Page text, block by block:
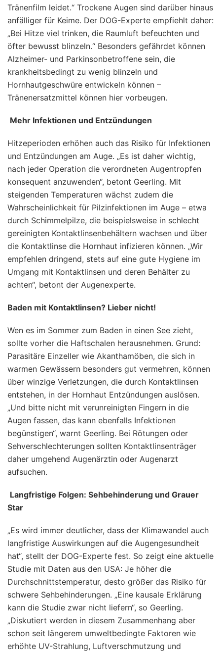
Tränenfilm leidet.“ Trockene Augen sind darüber hinaus
anfälliger für Keime. Der DOG-Experte empfiehlt daher:
„Bei Hitze viel trinken, die Raumluft befeuchten und
öfter bewusst blinzeln.“ Besonders gefährdet können
Alzheimer- und Parkinsonbetroffene sein, die
krankheitsbedingt zu wenig blinzeln und
Hornhautgeschwüre entwickeln können –
Tränenersatzmittel können hier vorbeugen.
Mehr Infektionen und Entzündungen
Hitzeperioden erhöhen auch das Risiko für Infektionen
und Entzündungen am Auge. „Es ist daher wichtig,
nach jeder Operation die verordneten Augentropfen
konsequent anzuwenden“, betont Geerling. Mit
steigenden Temperaturen wächst zudem die
Wahrscheinlichkeit für Pilzinfektionen im Auge – etwa
durch Schimmelpilze, die beispielsweise in schlecht
gereinigten Kontaktlinsenbehältern wachsen und über
die Kontaktlinse die Hornhaut infizieren können. „Wir
empfehlen dringend, stets auf eine gute Hygiene im
Umgang mit Kontaktlinsen und deren Behälter zu
achten“, betont der Augenexperte.
Baden mit Kontaktlinsen? Lieber nicht!
Wen es im Sommer zum Baden in einen See zieht,
sollte vorher die Haftschalen herausnehmen. Grund:
Parasitäre Einzeller wie Akanthamöben, die sich in
warmen Gewässern besonders gut vermehren, können
über winzige Verletzungen, die durch Kontaktlinsen
entstehen, in der Hornhaut Entzündungen auslösen.
„Und bitte nicht mit verunreinigten Fingern in die
Augen fassen, das kann ebenfalls Infektionen
begünstigen“, warnt Geerling. Bei Rötungen oder
Sehverschlechterungen sollten Kontaktlinsenträger
daher umgehend Augenärztin oder Augenarzt
aufsuchen.
Langfristige Folgen: Sehbehinderung und Grauer
Star
„Es wird immer deutlicher, dass der Klimawandel auch
langfristige Auswirkungen auf die Augengesundheit
hat“, stellt der DOG-Experte fest. So zeigt eine aktuelle
Studie mit Daten aus den USA: Je höher die
Durchschnittstemperatur, desto größer das Risiko für
schwere Sehbehinderungen. „Eine kausale Erklärung
kann die Studie zwar nicht liefern“, so Geerling.
„Diskutiert werden in diesem Zusammenhang aber
schon seit längerem umweltbedingte Faktoren wie
erhöhte UV-Strahlung, Luftverschmutzung und